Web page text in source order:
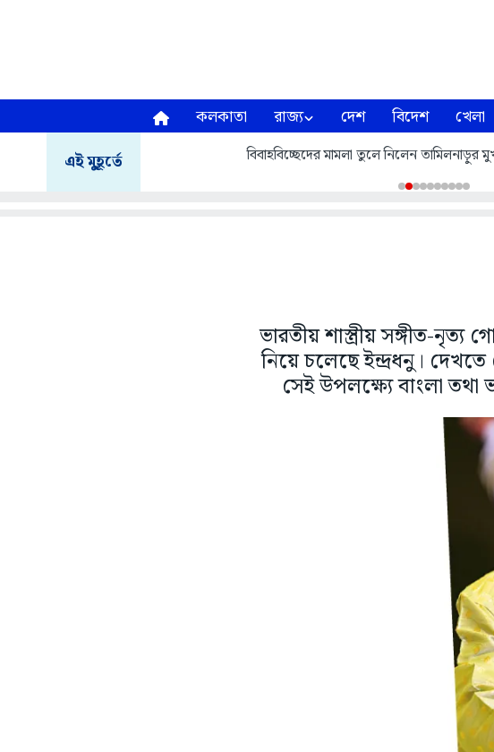
কলকাতা রাজ্য দেশ বিদেশ খেলা
এই মুহূর্তে বিবাহবিচ্ছেদের মামলা তুলে নিলেন তামিলনাড়ুর
ভারতীয় শাস্ত্রীয় সঙ্গীত-নৃত্য
নিয়ে চলেছে ইন্দ্রধনু। দেখতে
সেই উপলক্ষ্যে বাংলা তথা